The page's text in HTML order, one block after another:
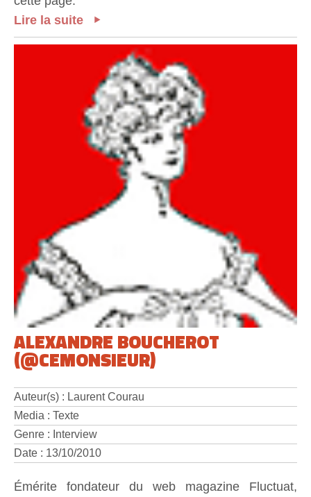
Lire la suite
ALEXANDRE BOUCHEROT
(@CEMONSIEUR)
Auteur(s) : Laurent Courau
Media : Texte
Genre : Interview
Date : 13/10/2010
Émérite fondateur du web magazine Fluctuat,